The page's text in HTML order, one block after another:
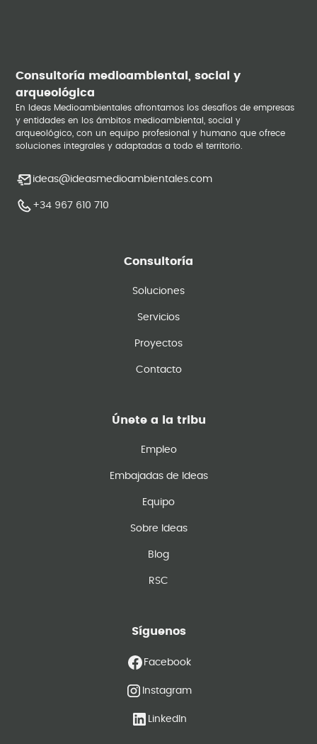
Consultoría medioambiental, social y
arqueológica
En Ideas Medioambientales afrontamos los desafíos de empresas
y entidades en los ámbitos medioambiental, social y
arqueológico, con un equipo profesional y humano que ofrece
soluciones integrales y adaptadas a todo el territorio.
ideas@ideasmedioambientales.com
+34 967 610 710
Consultoría
Soluciones
Servicios
Proyectos
Contacto
Únete a la tribu
Empleo
Embajadas de Ideas
Equipo
Sobre Ideas
Blog
RSC
Síguenos
Facebook
Instagram
LinkedIn